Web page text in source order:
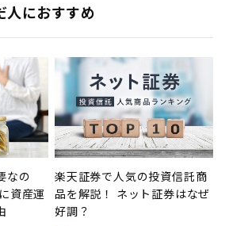
人におすすめ
なの
資産運
楽天証券で人気の投資信託商
品を解説！ ネット証券はなぜ
好調？